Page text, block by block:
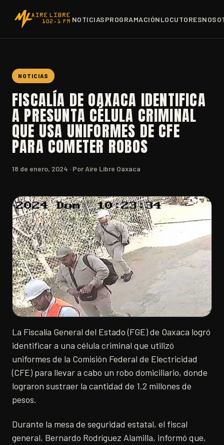
NOTICIASPROGRAMACIÓNLOCUTORES
NOTICIAS
FISCALÍA DE OAXACA IDENTIFICA
A PRESUNTA CÉLULA CRIMINAL
QUE USA UNIFORMES DE CFE
PARA COMETER ROBOS
18 de enero, 2024 · Por Aire Libre Oaxaca
La Fiscalía General del Estado (FGE) de Oaxaca logró
identificar a una célula criminal que utilizó
uniformes de la Comisión Federal de Electricidad
(CFE) para llevar a cabo un robo domiciliario, donde
lograron sustraer la cantidad de 1.2 millones de
pesos.
Durante la mesa de seguridad estatal, el fiscal
general, Bernardo Rodríguez Alamilla, informó que,